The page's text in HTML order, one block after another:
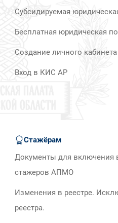
Субсидируемая
Бесплатная юридическая
Создание личного кабинета
Вход в КИС АР
Стажёрам
Документы для включения
стажеров АПМО
Изменения в реестре.
реестра.